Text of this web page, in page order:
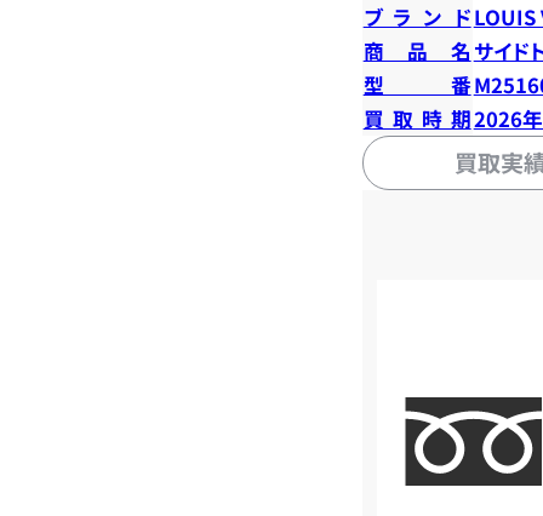
ブランドLOUIS
商品名 サイド
型番
買取時期2026
買取実